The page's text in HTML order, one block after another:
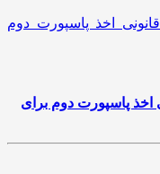
اخذ پاسپورت دوم برای